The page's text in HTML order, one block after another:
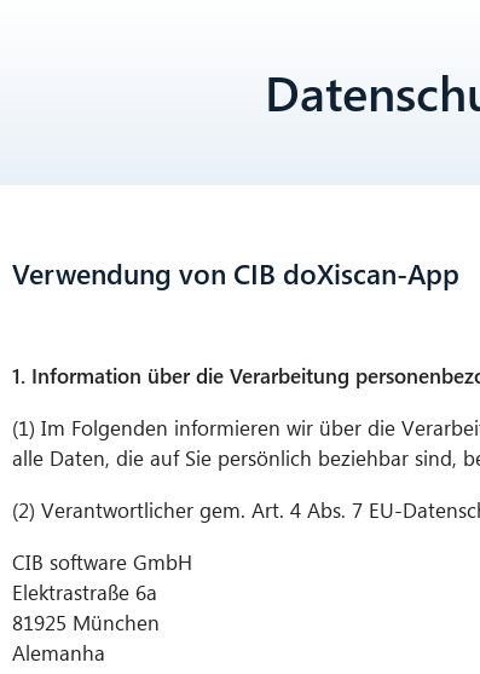
Verwendung von CIB doXiscan-App
1. Information über die Verarbeitung
(1) Im Folgenden informieren wir über die
alle Daten, die auf Sie persönlich beziehbar sind,
(2) Verantwortlicher gem. Art. 4 Abs. 7 EU-
CIB software GmbH
Elektrastraße 6a
81925 München
Alemanha